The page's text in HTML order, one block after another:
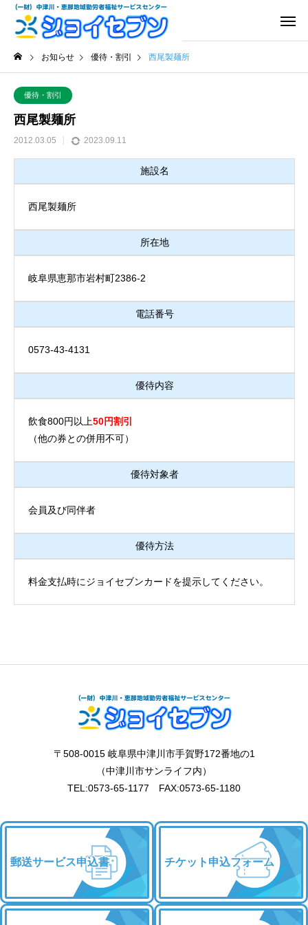
お知らせ 優待・割引 西尾製麺所
優待・割引
西尾製麺所
2012.03.05 2023.09.11
施設名
西尾製麺所
所在地
岐阜県恵那市岩村町2386-2
電話番号
0573-43-4131
優待内容
飲食800円以上50円割引
（他の券との併用不可）
優待対象者
会員及び同伴者
優待方法
料金支払時にジョイセブンカードを提示してください。
〒508-0015 岐阜県中津川市手賀野172番地の1
（中津川市サンライフ内）
TEL:0573-65-1177 FAX:0573-65-1180
郵送サービス申込書 チケット申込フォーム